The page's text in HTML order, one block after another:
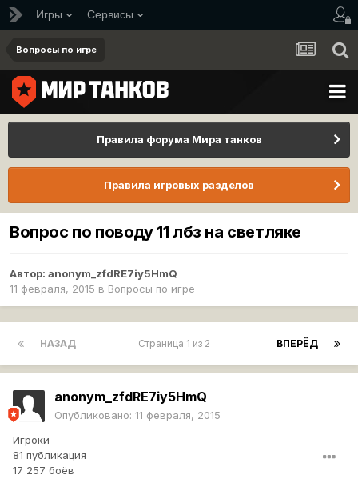
Игры Сервисы
Вопросы по игре
Правила форума Мира танков
Правила игровых разделов
Вопрос по поводу 11 лбз на светляке
Автор: anonym_zfdRE7iy5HmQ
11 февраля, 2015 в Вопросы по игре
НАЗАД ВПЕРЁД
Страница 1 из 2
anonym_zfdRE7iy5HmQ
Опубликовано: 11 февраля, 2015
Игроки
81 публикация
17 257 боёв